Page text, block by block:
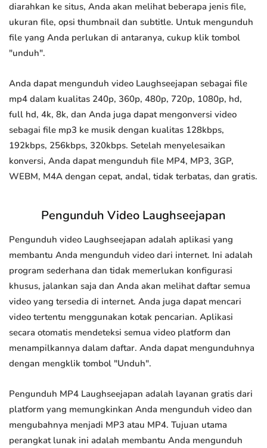
diarahkan ke situs, Anda akan melihat beberapa jenis file,
ukuran file, opsi thumbnail dan subtitle. Untuk mengunduh
file yang Anda perlukan di antaranya, cukup klik tombol
"unduh".
Anda dapat mengunduh video Laughseejapan sebagai file
mp4 dalam kualitas 240p, 360p, 480p, 720p, 1080p, hd,
full hd, 4k, 8k, dan Anda juga dapat mengonversi video
sebagai file mp3 ke musik dengan kualitas 128kbps,
192kbps, 256kbps, 320kbps. Setelah menyelesaikan
konversi, Anda dapat mengunduh file MP4, MP3, 3GP,
WEBM, M4A dengan cepat, andal, tidak terbatas, dan gratis.
Pengunduh Video Laughseejapan
Pengunduh video Laughseejapan adalah aplikasi yang
membantu Anda mengunduh video dari internet. Ini adalah
program sederhana dan tidak memerlukan konfigurasi
khusus, jalankan saja dan Anda akan melihat daftar semua
video yang tersedia di internet. Anda juga dapat mencari
video tertentu menggunakan kotak pencarian. Aplikasi
secara otomatis mendeteksi semua video platform dan
menampilkannya dalam daftar. Anda dapat mengunduhnya
dengan mengklik tombol "Unduh".
Pengunduh MP4 Laughseejapan adalah layanan gratis dari
platform yang memungkinkan Anda mengunduh video dan
mengubahnya menjadi MP3 atau MP4. Tujuan utama
perangkat lunak ini adalah membantu Anda mengunduh